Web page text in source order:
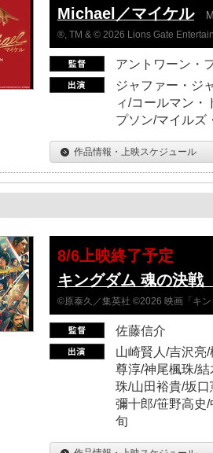
Michael／マイケル
®, TM & © 2026 Lions Gate
アントワーン・
ジャファー・ジ
ィ/コールマン・
プソン/マイルズ
作品情報・上映スケジュール
8/6上映終了予定
キングダム 魂の決
©原泰久／集英社 ©2026 映画「キ
佐藤信介
山崎賢人/吉沢亮
尊淳/神尾楓珠/
珠/山田裕貴/坂
彌十郎/笹野高史
旬